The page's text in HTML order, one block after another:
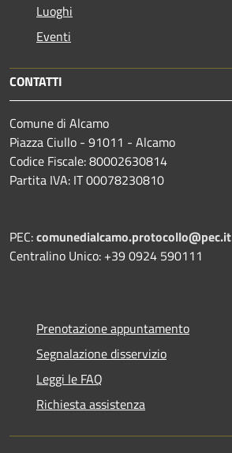
Luoghi
Eventi
CONTATTI
Comune di Alcamo
Piazza Ciullo - 91011 - Alcamo
Codice Fiscale: 80002630814
Partita IVA: IT 00078230810
PEC:comunedialcamo.protocollo@pec.it
Centralino Unico: +39 0924 590111
Prenotazione appuntamento
Segnalazione disservizio
Leggi le FAQ
Richiesta assistenza